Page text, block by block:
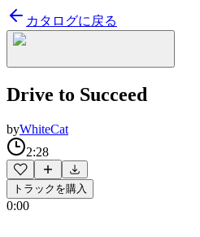
カタログに戻る
Drive to Succeed
byWhiteCat
2:28
トラックを購入
0:00